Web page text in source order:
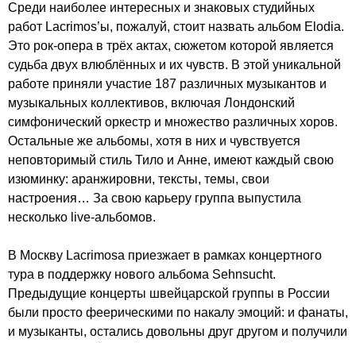
Среди наиболее интересных и знаковых студийных
работ Lacrimos’ы, пожалуй, стоит назвать альбом Elodia.
Это рок-опера в трёх актах, сюжетом которой является
судьба двух влюблённых и их чувств. В этой уникальной
работе приняли участие 187 различных музыкантов и
музыкальных коллективов, включая Лондонский
симфонический оркестр и множество различных хоров.
Остальные же альбомы, хотя в них и чувствуется
неповторимый стиль Тило и Анне, имеют каждый свою
изюминку: аранжировни, тексты, темы, свои
настроения… За свою карьеру группа выпустила
несколько live-альбомов.
В Москву Lacrimosa приезжает в рамках концертного
тура в поддержку нового альбома Sehnsucht.
Предыдущие концерты швейцарской группы в России
были просто феерическими по накалу эмоций: и фанаты,
и музыканты, остались довольны друг другом и получили